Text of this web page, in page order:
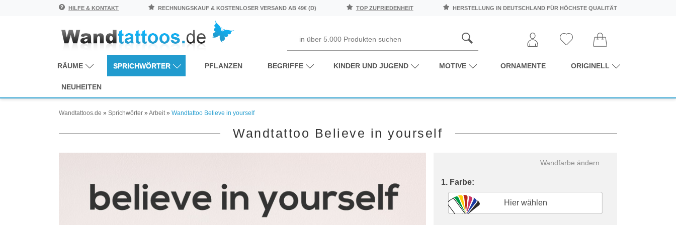
HILFE & KONTAKT RECHNUNGSKAUF & KOSTENLOSER VERSAND AB 49€ (D) TOP ZUFRIEDENHEIT HERSTELLUNG IN DEUTSCHLAND FÜR HÖCHSTE QUALITÄT
RÄUME SPRICHWÖRTER PFLANZEN BEGRIFFE KINDER UND JUGEND MOTIVE ORNAMENTE ORIGINELL
NEUHEITEN
Wandtattoos.de » Sprichwörter » Arbeit » Wandtattoo Believe in yourself
Wandtattoo Believe in yourself
Wandfarbe ändern
1. Farbe:
Hier wählen